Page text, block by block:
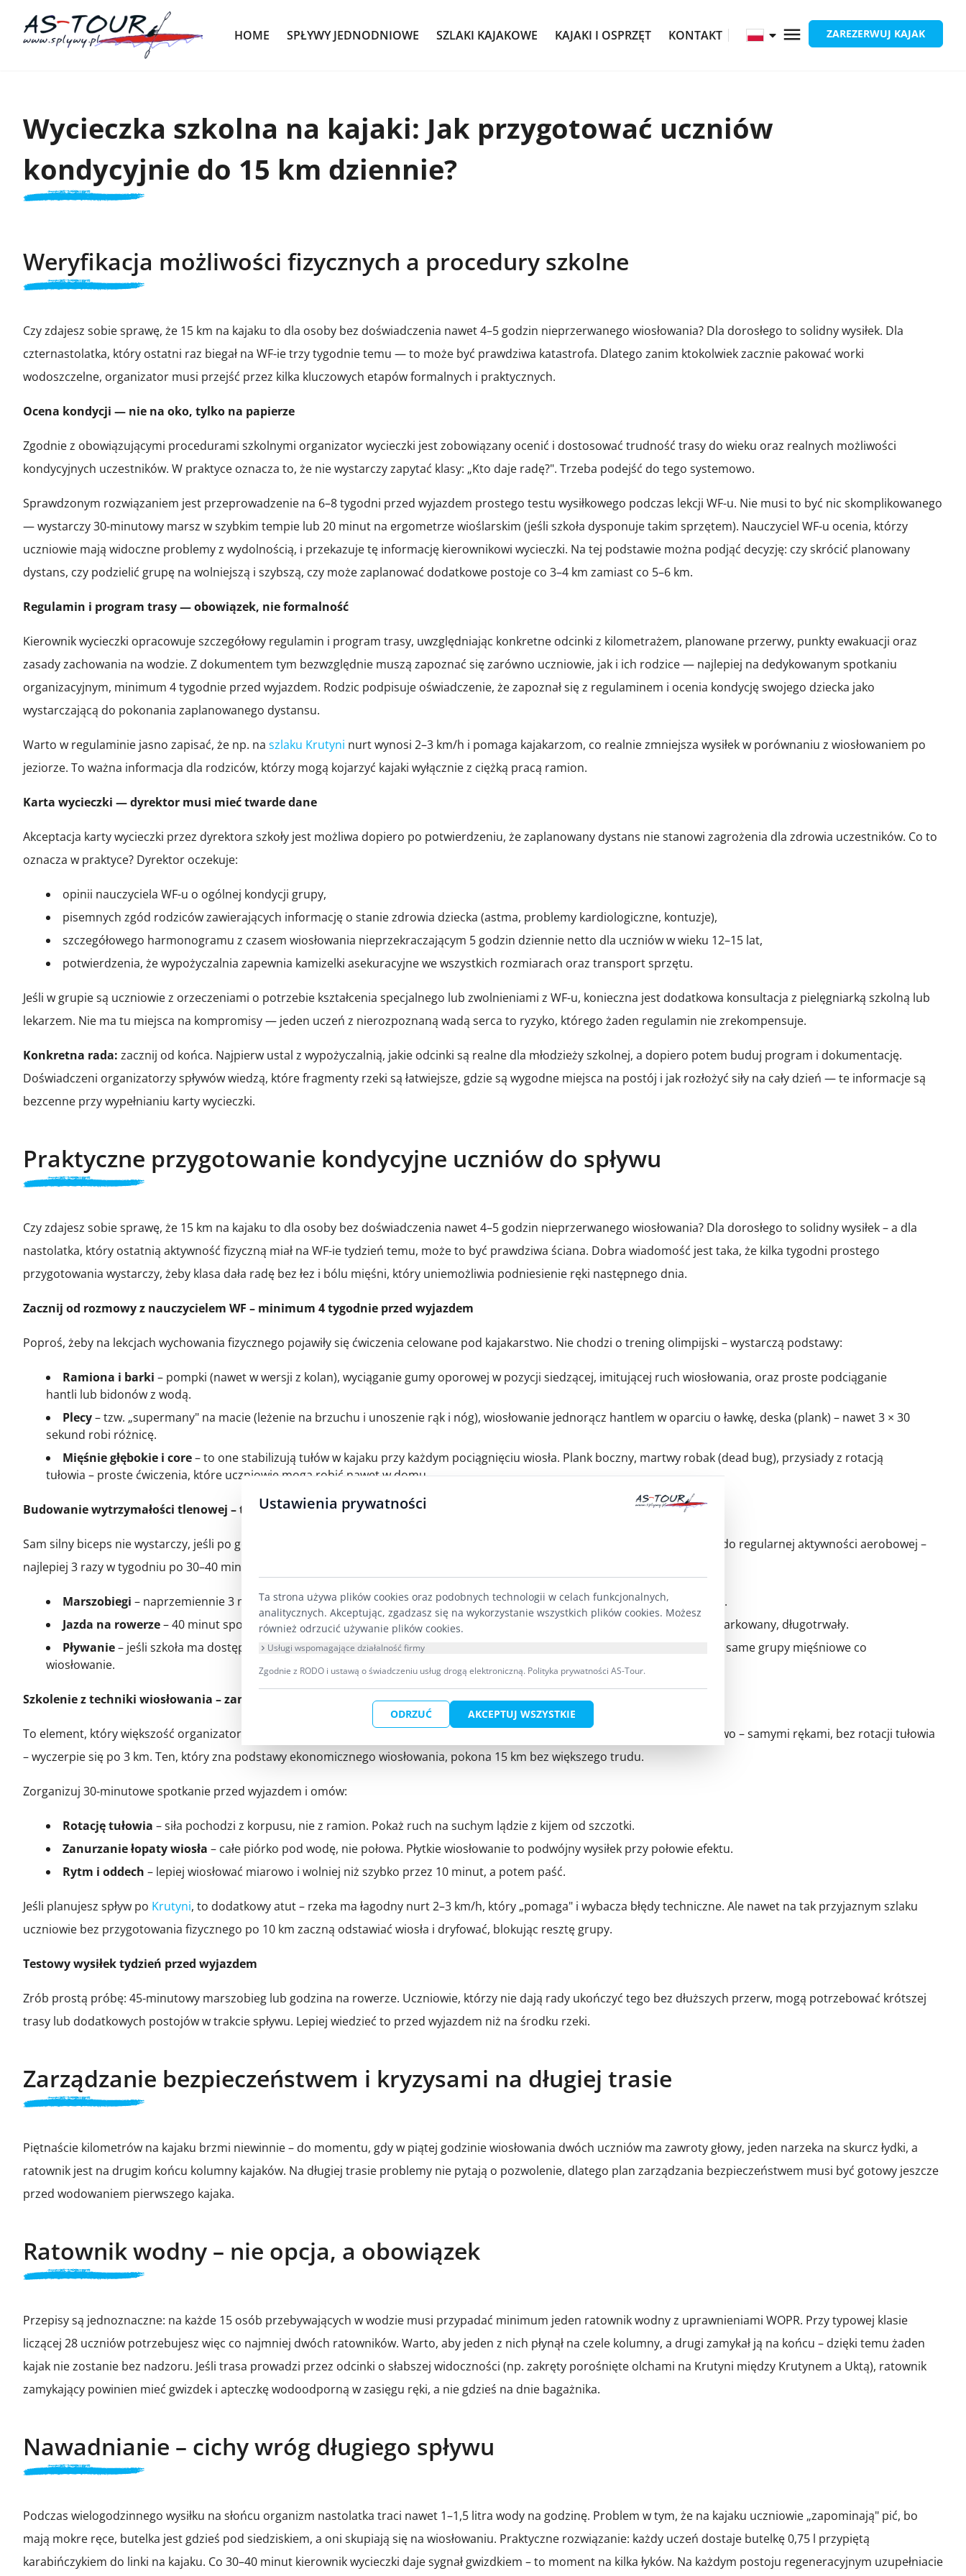
HOME SPŁYWY JEDNODNIOWE SZLAKI KAJAKOWE KAJAKI I OSPRZĘT KONTAKT ZAREZERWUJ KAJAK
Wycieczka szkolna na kajaki: Jak przygotować uczniów
kondycyjnie do 15 km dziennie?
Weryfikacja możliwości fizycznych a procedury szkolne
Czy zdajesz sobie sprawę, że 15 km na kajaku to dla osoby bez doświadczenia nawet 4–5 godzin nieprzerwanego wiosłowania? Dla dorosłego to solidny wysiłek. Dla
czternastolatka, który ostatni raz biegał na WF-ie trzy tygodnie temu — to może być prawdziwa katastrofa. Dlatego zanim ktokolwiek zacznie pakować worki
wodoszczelne, organizator musi przejść przez kilka kluczowych etapów formalnych i praktycznych.
Ocena kondycji — nie na oko, tylko na papierze
Zgodnie z obowiązującymi procedurami szkolnymi organizator wycieczki jest zobowiązany ocenić i dostosować trudność trasy do wieku oraz realnych możliwości
kondycyjnych uczestników. W praktyce oznacza to, że nie wystarczy zapytać klasy: „Kto daje radę?". Trzeba podejść do tego systemowo.
Sprawdzonym rozwiązaniem jest przeprowadzenie na 6–8 tygodni przed wyjazdem prostego testu wysiłkowego podczas lekcji WF-u. Nie musi to być nic skomplikowanego
— wystarczy 30-minutowy marsz w szybkim tempie lub 20 minut na ergometrze wioślarskim (jeśli szkoła dysponuje takim sprzętem). Nauczyciel WF-u ocenia, którzy
uczniowie mają widoczne problemy z wydolnością, i przekazuje tę informację kierownikowi wycieczki. Na tej podstawie można podjąć decyzję: czy skrócić planowany
dystans, czy podzielić grupę na wolniejszą i szybszą, czy może zaplanować dodatkowe postoje co 3–4 km zamiast co 5–6 km.
Regulamin i program trasy — obowiązek, nie formalność
Kierownik wycieczki opracowuje szczegółowy regulamin i program trasy, uwzględniając konkretne odcinki z kilometrażem, planowane przerwy, punkty ewakuacji oraz
zasady zachowania na wodzie. Z dokumentem tym bezwzględnie muszą zapoznać się zarówno uczniowie, jak i ich rodzice — najlepiej na dedykowanym spotkaniu
organizacyjnym, minimum 4 tygodnie przed wyjazdem. Rodzic podpisuje oświadczenie, że zapoznał się z regulaminem i ocenia kondycję swojego dziecka jako
wystarczającą do pokonania zaplanowanego dystansu.
Warto w regulaminie jasno zapisać, że np. na szlaku Krutyni nurt wynosi 2–3 km/h i pomaga kajakarzom, co realnie zmniejsza wysiłek w porównaniu z wiosłowaniem po
jeziorze. To ważna informacja dla rodziców, którzy mogą kojarzyć kajaki wyłącznie z ciężką pracą ramion.
Karta wycieczki — dyrektor musi mieć twarde dane
Akceptacja karty wycieczki przez dyrektora szkoły jest możliwa dopiero po potwierdzeniu, że zaplanowany dystans nie stanowi zagrożenia dla zdrowia uczestników. Co to
oznacza w praktyce? Dyrektor oczekuje:
opinii nauczyciela WF-u o ogólnej kondycji grupy,
pisemnych zgód rodziców zawierających informację o stanie zdrowia dziecka (astma, problemy kardiologiczne, kontuzje),
szczegółowego harmonogramu z czasem wiosłowania nieprzekraczającym 5 godzin dziennie netto dla uczniów w wieku 12–15 lat,
potwierdzenia, że wypożyczalnia zapewnia kamizelki asekuracyjne we wszystkich rozmiarach oraz transport sprzętu.
Jeśli w grupie są uczniowie z orzeczeniami o potrzebie kształcenia specjalnego lub zwolnieniami z WF-u, konieczna jest dodatkowa konsultacja z pielęgniarką szkolną lub
lekarzem. Nie ma tu miejsca na kompromisy — jeden uczeń z nierozpoznaną wadą serca to ryzyko, którego żaden regulamin nie zrekompensuje.
Konkretna rada: zacznij od końca. Najpierw ustal z wypożyczalnią, jakie odcinki są realne dla młodzieży szkolnej, a dopiero potem buduj program i dokumentację.
Doświadczeni organizatorzy spływów wiedzą, które fragmenty rzeki są łatwiejsze, gdzie są wygodne miejsca na postój i jak rozłożyć siły na cały dzień — te informacje są
bezcenne przy wypełnianiu karty wycieczki.
Praktyczne przygotowanie kondycyjne uczniów do spływu
Czy zdajesz sobie sprawę, że 15 km na kajaku to dla osoby bez doświadczenia nawet 4–5 godzin nieprzerwanego wiosłowania? Dla dorosłego to solidny wysiłek – a dla
nastolatka, który ostatnią aktywność fizyczną miał na WF-ie tydzień temu, może to być prawdziwa ściana. Dobra wiadomość jest taka, że kilka tygodni prostego
przygotowania wystarczy, żeby klasa dała radę bez łez i bólu mięśni, który uniemożliwia podniesienie ręki następnego dnia.
Zacznij od rozmowy z nauczycielem WF – minimum 4 tygodnie przed wyjazdem
Poproś, żeby na lekcjach wychowania fizycznego pojawiły się ćwiczenia celowane pod kajakarstwo. Nie chodzi o trening olimpijski – wystarczą podstawy:
Ramiona i barki – pompki (nawet w wersji z kolan), wyciąganie gumy oporowej w pozycji siedzącej, imitującej ruch wiosłowania, oraz proste podciąganie
hantli lub bidonów z wodą.
Plecy– tzw. „supermany" na macie (leżenie na brzuchu i unoszenie rąk i nóg), wiosłowanie jednorącz hantlem w oparciu o ławkę, deska (plank) – nawet 3 × 30
sekund robi różnicę.
Mięśnie głębokie i core– to one stabilizują tułów w kajaku przy każdym pociągnięciu wiosła. Plank boczny, martwy robak (dead bug), przysiady z rotacją
tułowia – proste ćwiczenia, które uczniowie mogą robić nawet w domu.
Budowanie wytrzymałości tlenowej – to klucz do 15 km
Sam silny biceps nie wystarczy, jeśli po godzinie wiosłowania uczniowi brakuje tchu. Na 3–4 tygodnie przed spływem zachęć klasę do regularnej aktywności aerobowej –
najlepiej 3 razy w tygodniu po 30–40 minut. Co działa najlepiej?
Marszobiegi – naprzemiennie 3 minuty truchtu i 2 minuty szybkiego marszu. Idealne dla osób, które nie biegają regularnie.
Jazda na rowerze– 40 minut spokojnej jazdy po płaskim terenie świetnie odwzorowuje wysiłek na kajaku: jednostajny, umiarkowany, długotrwały.
Pływanie– jeśli szkoła ma dostęp do basenu, nawet 20 minut swobodnego pływania raz w tygodniu angażuje dokładnie te same grupy mięśniowe co
wiosłowanie.
Szkolenie z techniki wiosłowania – zanim ktokolwiek dotknie wody
To element, który większość organizatorów pomija, a który ma ogromne znaczenie praktyczne. Uczeń, który wiosłuje nieprawidłowo – samymi rękami, bez rotacji tułowia
– wyczerpie się po 3 km. Ten, który zna podstawy ekonomicznego wiosłowania, pokona 15 km bez większego trudu.
Zorganizuj 30-minutowe spotkanie przed wyjazdem i omów:
Rotację tułowia – siła pochodzi z korpusu, nie z ramion. Pokaż ruch na suchym lądzie z kijem od szczotki.
Zanurzanie łopaty wiosła – całe piórko pod wodę, nie połowa. Płytkie wiosłowanie to podwójny wysiłek przy połowie efektu.
Rytm i oddech – lepiej wiosłować miarowo i wolniej niż szybko przez 10 minut, a potem paść.
Jeśli planujesz spływ po Krutyni, to dodatkowy atut – rzeka ma łagodny nurt 2–3 km/h, który „pomaga" i wybacza błędy techniczne. Ale nawet na tak przyjaznym szlaku
uczniowie bez przygotowania fizycznego po 10 km zaczną odstawiać wiosła i dryfować, blokując resztę grupy.
Testowy wysiłek tydzień przed wyjazdem
Zrób prostą próbę: 45-minutowy marszobieg lub godzina na rowerze. Uczniowie, którzy nie dają rady ukończyć tego bez dłuższych przerw, mogą potrzebować krótszej
trasy lub dodatkowych postojów w trakcie spływu. Lepiej wiedzieć to przed wyjazdem niż na środku rzeki.
Zarządzanie bezpieczeństwem i kryzysami na długiej trasie
Piętnaście kilometrów na kajaku brzmi niewinnie – do momentu, gdy w piątej godzinie wiosłowania dwóch uczniów ma zawroty głowy, jeden narzeka na skurcz łydki, a
ratownik jest na drugim końcu kolumny kajaków. Na długiej trasie problemy nie pytają o pozwolenie, dlatego plan zarządzania bezpieczeństwem musi być gotowy jeszcze
przed wodowaniem pierwszego kajaka.
Ratownik wodny – nie opcja, a obowiązek
Przepisy są jednoznaczne: na każde 15 osób przebywających w wodzie musi przypadać minimum jeden ratownik wodny z uprawnieniami WOPR. Przy typowej klasie
liczącej 28 uczniów potrzebujesz więc co najmniej dwóch ratowników. Warto, aby jeden z nich płynął na czele kolumny, a drugi zamykał ją na końcu – dzięki temu żaden
kajak nie zostanie bez nadzoru. Jeśli trasa prowadzi przez odcinki o słabszej widoczności (np. zakręty porośnięte olchami na Krutyni między Krutynem a Uktą), ratownik
zamykający powinien mieć gwizdek i apteczkę wodoodporną w zasięgu ręki, a nie gdzieś na dnie bagażnika.
Nawadnianie – cichy wróg długiego spływu
Podczas wielogodzinnego wysiłku na słońcu organizm nastolatka traci nawet 1–1,5 litra wody na godzinę. Problem w tym, że na kajaku uczniowie „zapominają" pić, bo
mają mokre ręce, butelka jest gdzieś pod siedziskiem, a oni skupiają się na wiosłowaniu. Praktyczne rozwiązanie: każdy uczeń dostaje butelkę 0,75 l przypiętą
karabińczykiem do linki na kajaku. Co 30–40 minut kierownik wycieczki daje sygnał gwizdkiem – to moment na kilka łyków. Na każdym postoju regeneracyjnym uzupełniacie
Ustawienia prywatności
Ta strona używa plików cookies oraz podobnych technologii w celach funkcjonalnych,
analitycznych. Akceptując, zgadzasz się na wykorzystanie wszystkich plików cookies. Możesz
również odrzucić używanie plików cookies.
Usługi wspomagające działalność firmy
Zgodnie z RODO i ustawą o świadczeniu usług drogą elektroniczną. Polityka prywatności AS-Tour.
ODRZUĆ AKCEPTUJ WSZYSTKIE